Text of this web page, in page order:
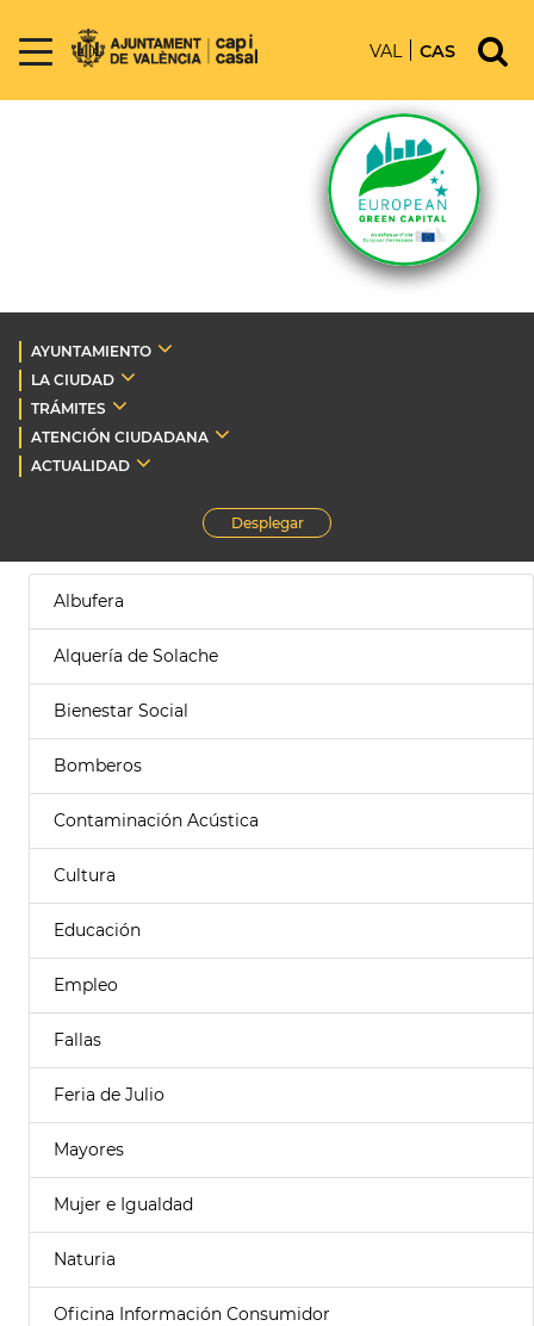
VAL CAS
AYUNTAMIENTO
LA CIUDAD
TRÁMITES
ATENCIÓN CIUDADANA
ACTUALIDAD
Desplegar
Albufera
Alquería de Solache
Bienestar Social
Bomberos
Contaminación Acústica
Cultura
Educación
Empleo
Fallas
Feria de Julio
Mayores
Mujer e Igualdad
Naturia
Oficina Información Consumidor